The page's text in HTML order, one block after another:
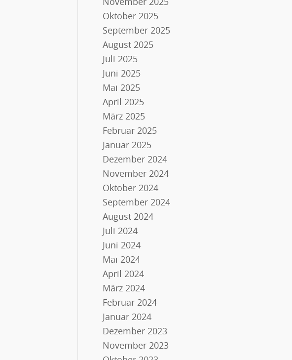
November 2025
Oktober 2025
September 2025
August 2025
Juli 2025
Juni 2025
Mai 2025
April 2025
März 2025
Februar 2025
Januar 2025
Dezember 2024
November 2024
Oktober 2024
September 2024
August 2024
Juli 2024
Juni 2024
Mai 2024
April 2024
März 2024
Februar 2024
Januar 2024
Dezember 2023
November 2023